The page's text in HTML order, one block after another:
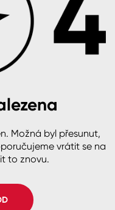
555Po – Pá: 8:00–15:00
Polsko Worldwide
podklady
Možná byl přesunut,
vrátit se na
to znovu.